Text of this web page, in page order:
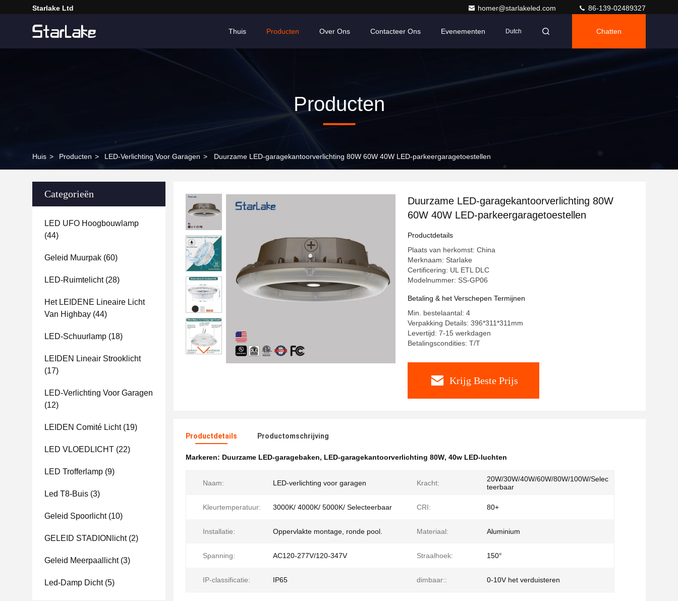
Starlake Ltd homer@starlakeled.com 86-139-02489327
Thuis Producten Over Ons Contacteer Ons Evenementen Dutch Chatten
Producten
Huis > Producten > LED-Verlichting Voor Garagen > Duurzame LED-garagekantoorverlichting 80W 60W 40W LED-parkeergaragetoestellen
Categorieën
LED UFO Hoogbouwlamp
(44)
Geleid Muurpak (60)
LED-Ruimtelicht(28)
Het LEIDENE Lineaire Licht
Van Highbay (44)
LED-Schuurlamp (18)
LEIDEN Lineair Strooklicht
(17)
LED-Verlichting Voor Garagen
(12)
LEIDEN Comité Licht(19)
LED VLOEDLICHT (22)
LED Trofferlamp (9)
Led T8-Buis (3)
Geleid Spoorlicht(10)
GELEID STADIONlicht(2)
Geleid Meerpaallicht(3)
Led-Damp Dicht(5)
Duurzame LED-garagekantoorverlichting 80W
60W 40W LED-parkeergaragetoestellen
Productdetails
Plaats van herkomst: China
Merknaam: Starlake
Certificering: UL ETL DLC
Modelnummer: SS-GP06
Betaling & het Verschepen Termijnen
Min. bestelaantal: 4
Verpakking Details: 396*311*311mm
Levertijd: 7-15 werkdagen
Betalingscondities: T/T
Krijg Beste Prijs
Productdetails Productomschrijving
Markeren: Duurzame LED-garagebaken, LED-garagekantoorverlichting 80W, 40w LED-luchten
Naam: LED-verlichting voor garagen Kracht:
20W/30W/40W/60W/80W/100W/Selec
teerbaar
Kleurtemperatuur: 3000K/ 4000K/ 5000K/ Selecteerbaar CRI: 80+
Installatie: Oppervlakte montage, ronde pool. Materiaal: Aluminium
Spanning: AC120-277V/120-347V Straalhoek: 150°
IP-classificatie: IP65 dimbaar:: 0-10V het verduisteren